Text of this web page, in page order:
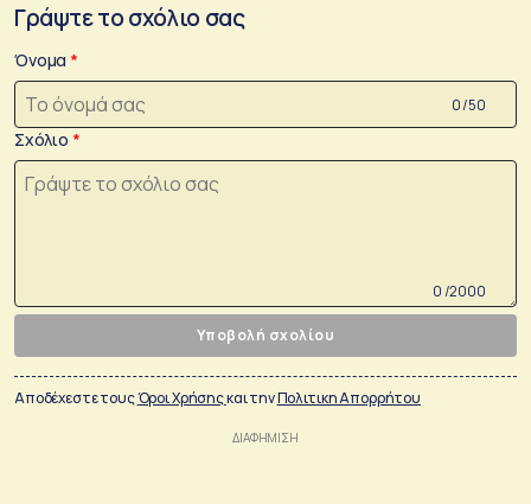
Γράψτε το σχόλιο σας
Όνομα
0 /50
Σχόλιο
0 /2000
Υποβολή σχολίου
Αποδέχεστε τουςΌροι Χρήσηςκαι τηνΠολιτικη Απορρήτου